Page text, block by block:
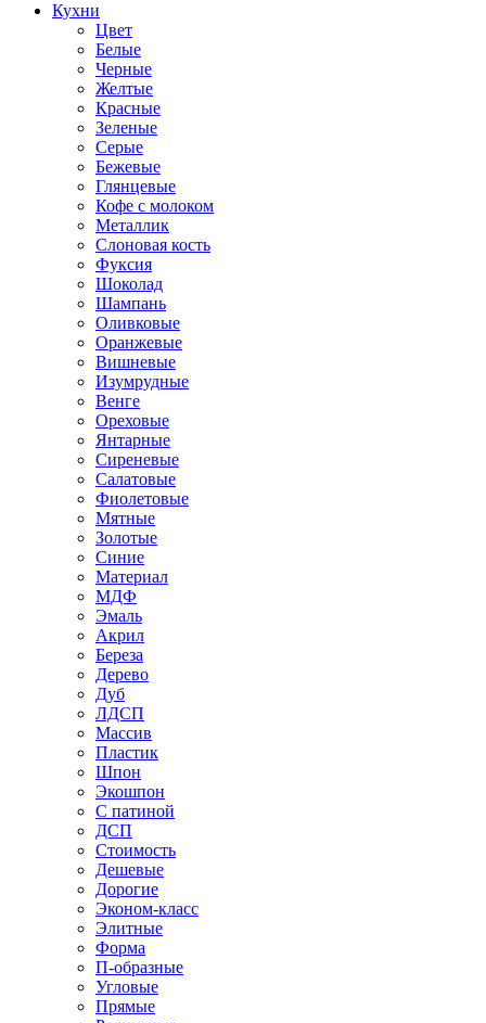
Кухни
Цвет
Белые
Черные
Желтые
Красные
Зеленые
Серые
Бежевые
Глянцевые
Кофе с молоком
Металлик
Слоновая кость
Фуксия
Шоколад
Шампань
Оливковые
Оранжевые
Вишневые
Изумрудные
Венге
Ореховые
Янтарные
Сиреневые
Салатовые
Фиолетовые
Мятные
Золотые
Синие
Материал
МДФ
Эмаль
Акрил
Береза
Дерево
Дуб
ЛДСП
Массив
Пластик
Шпон
Экошпон
С патиной
ДСП
Стоимость
Дешевые
Дорогие
Эконом-класс
Элитные
Форма
П-образные
Угловые
Прямые